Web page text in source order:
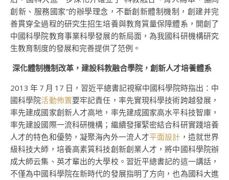
創新、服務國家”的辦學理念，不斷創新體制機制，創建并完
善貫穿全過程的研究生招生培養與教育質量保障體系，開創了
中國科學院教育事業科學發展的新局面，為我國科研機構研究
生教育制度的發展和完善提供了范例。
深化體制機制改革，建設科教融合學院，創新人才培養體系
2013 年 7 月 17 日，習近平總書記視察中國科學院時指出：中
國科學院活動佈置要牢記責任，率先實現科學技術跨越發展，
率先建成國家創新人才高地，率先建成國家高水平科技智庫，
率先建設國際一流科研機構；繼續發揮緊密結合科研實踐培養
人才的特色和優勢，凝聚海內外一流人才平面設計 ，造就世界
級科技大師，培養高素質科技創新創業人才，將中國科學院辦
成大師云集、英才輩出的大學校。習近平總書記的這一講話，
不僅為中國科學院在新時代的發展指明了方向，也為國科大進